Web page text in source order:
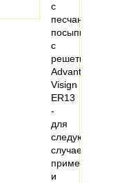
с
песчаной
посыпкой,
с
решеткой
Advantix
Visign
ER13
-
для
следующих
случаев
применения
и